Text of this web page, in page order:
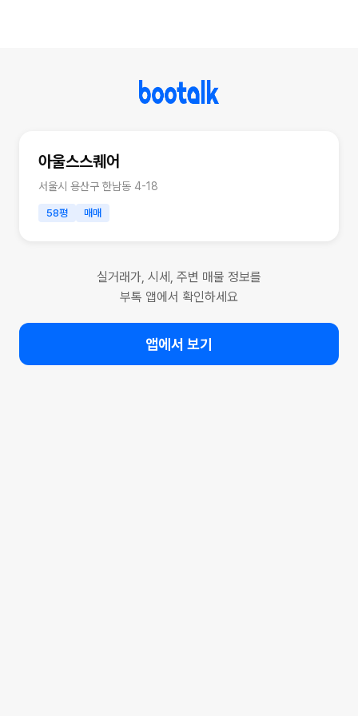
아울스스퀘어
서울시 용산구 한남동 4-18
58평 매매
실거래가, 시세, 주변 매물 정보를
부톡 앱에서 확인하세요
앱에서 보기